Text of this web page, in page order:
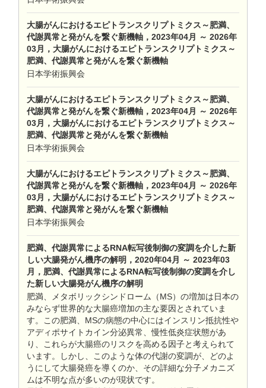
大腸がんにおけるエピトランスクリプトミクス～肥満、
代謝異常と発がんを繋ぐ新機軸，2023年04月 ～ 2026年
03月，大腸がんにおけるエピトランスクリプトミクス～
肥満、代謝異常と発がんを繋ぐ新機軸
日本学術振興会
大腸がんにおけるエピトランスクリプトミクス～肥満、
代謝異常と発がんを繋ぐ新機軸，2023年04月 ～ 2026年
03月，大腸がんにおけるエピトランスクリプトミクス～
肥満、代謝異常と発がんを繋ぐ新機軸
日本学術振興会
大腸がんにおけるエピトランスクリプトミクス～肥満、
代謝異常と発がんを繋ぐ新機軸，2023年04月 ～ 2026年
03月，大腸がんにおけるエピトランスクリプトミクス～
肥満、代謝異常と発がんを繋ぐ新機軸
日本学術振興会
肥満、代謝異常によるRNA転写後制御の変調を介した新
しい大腸発がん機序の解明，2020年04月 ～ 2023年03
月，肥満、代謝異常によるRNA転写後制御の変調を介し
た新しい大腸発がん機序の解明
肥満、メタボリックシンドローム（MS）の増加は日本の
みならず世界的な大腸癌増加の主な要因とされていま
す。この肥満、MSの病態の中心にはインスリン抵抗性や
アディポサイトカイン分泌異常、慢性低炎症状態があ
り、これらが大腸癌のリスクを高める因子と考えられて
います。しかし、このような体の代謝の変調が、どのよ
うにして大腸発癌を導くのか、その詳細な分子メカニズ
ムは不明な点が多いのが現状です。